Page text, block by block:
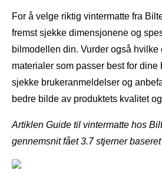
For å velge riktig vintermatte fra
fremst sjekke dimensjonene og
bilmodellen din. Vurder også hvilke
materialer som passer best for dine
sjekke brukeranmeldelser og
bedre bilde av produktets kvalitet
Artiklen Guide til vintermatte hos
gennemsnit fået3.7stjerner baseret